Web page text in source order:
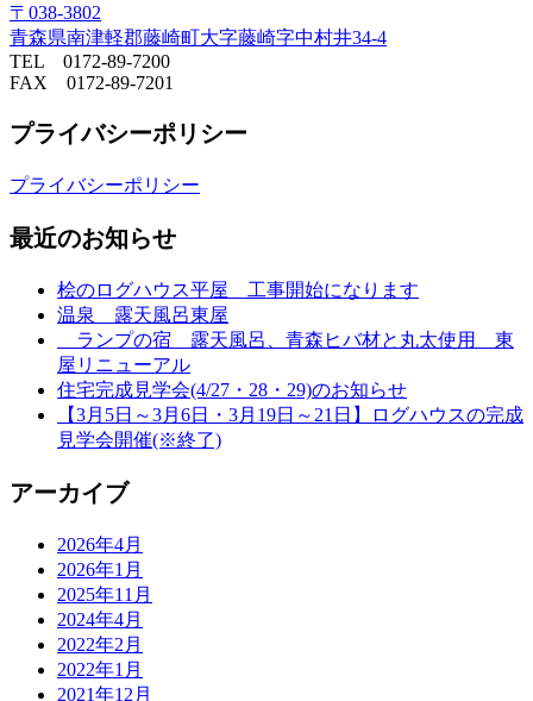
〒038-3802
青森県南津軽郡藤崎町大字藤崎字中村井34-4
TEL 0172-89-7200
FAX 0172-89-7201
プライバシーポリシー
プライバシーポリシー
最近のお知らせ
桧のログハウス平屋 工事開始になります
温泉 露天風呂東屋
ランプの宿 露天風呂、青森ヒバ材と丸太使用 東
屋リニューアル
住宅完成見学会(4/27・28・29)のお知らせ
【3月5日～3月6日・3月19日～21日】ログハウスの完成
見学会開催(※終了)
アーカイブ
2026年4月
2026年1月
2025年11月
2024年4月
2022年2月
2022年1月
2021年12月